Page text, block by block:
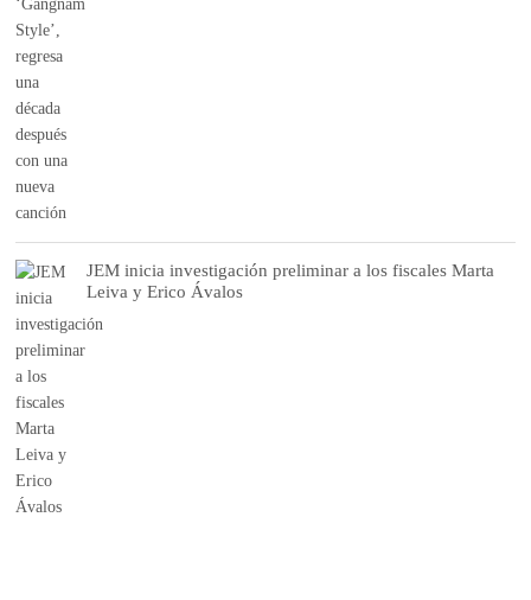
JEM inicia investigación preliminar a los fiscales Marta
Leiva y Erico Ávalos